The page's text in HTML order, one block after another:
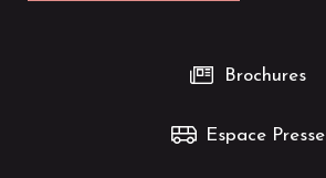
Brochures
Espace Presse